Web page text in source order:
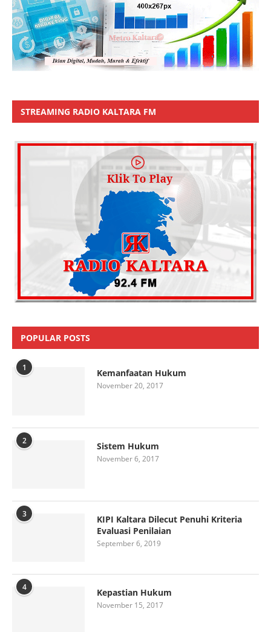
STREAMING RADIO KALTARA FM
POPULAR POSTS
1 Kemanfaatan Hukum
November 20, 2017
2 Sistem Hukum
November 6, 2017
3
KIPI Kaltara Dilecut Penuhi Kriteria
Evaluasi Penilaian
September 6, 2019
4 Kepastian Hukum
November 15, 2017